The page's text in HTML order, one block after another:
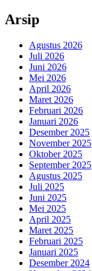
Arsip
Agustus 2026
Juli 2026
Juni 2026
Mei 2026
April 2026
Maret 2026
Februari 2026
Januari 2026
Desember 2025
November 2025
Oktober 2025
September 2025
Agustus 2025
Juli 2025
Juni 2025
Mei 2025
April 2025
Maret 2025
Februari 2025
Januari 2025
Desember 2024